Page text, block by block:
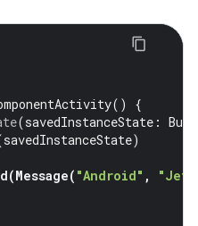
()
{
(savedInstanceState :
savedInstanceState)
(Message( "Android" ,